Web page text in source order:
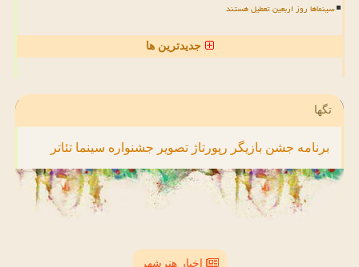
سینماها روز اربعین تعطیل هستند
جدیدترین ها
تگها
برنامه جشن بازیگر رپورتاژ تصویر جشنواره سینما تئاتر
اخبار هنرشهر